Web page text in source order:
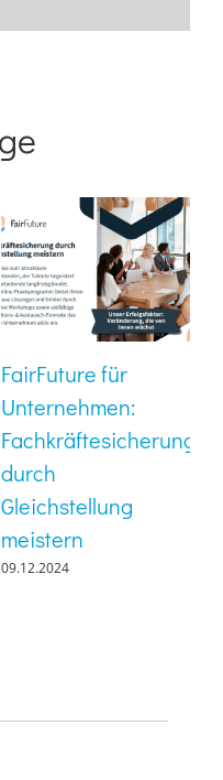
FairFuture für
Unternehmen:
Fachkräftesicherung
durch
Gleichstellung
meistern
09.12.2024